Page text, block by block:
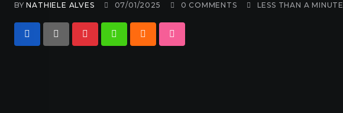
BYNATHIELE ALVES 07/01/2025 0 COMMENTS LESS THAN A MINUTE